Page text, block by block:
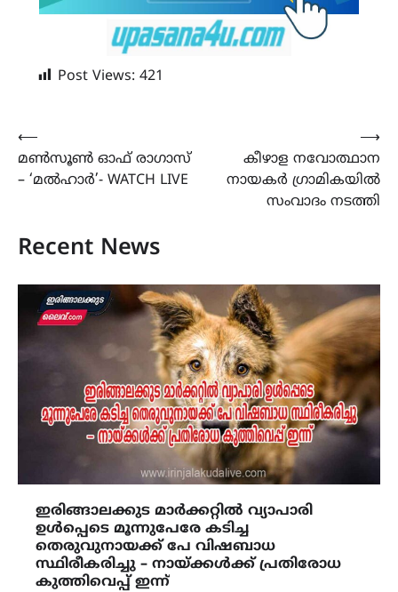
Post Views: 421
Post
navigation
⟵
മൺസൂൺ ഓഫ് രാഗാസ്
– ‘മൽഹാർ’- WATCH LIVE
കീഴാള നവോത്ഥാന
നായകർ ഗ്രാമികയിൽ
സംവാദം നടത്തി
⟶
Recent News
ഇരിങ്ങാലക്കുട മാർക്കറ്റിൽ വ്യാപാരി
ഉൾപ്പെടെ മൂന്നുപേരേ കടിച്ച
തെരുവുനായക്ക് പേ വിഷബാധ
സ്ഥിരീകരിച്ചു – നായ്ക്കൾക്ക് പ്രതിരോധ
കുത്തിവെപ്പ് ഇന്ന്